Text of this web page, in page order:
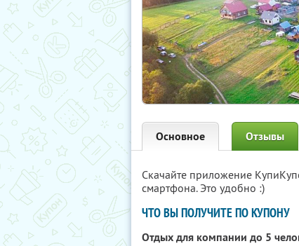
Основное Отзывы
Скачайте приложение
смартфона. Это удобно :)
ЧТО ВЫ ПОЛУЧИТЕ ПО КУПОНУ
Отдых для компании до 5